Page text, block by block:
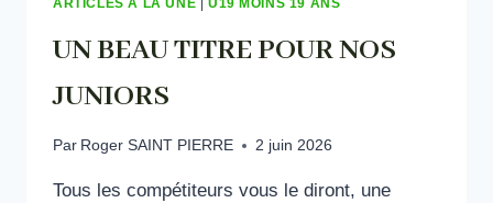
UN BEAU TITRE POUR NOS
JUNIORS
Par Roger SAINT PIERRE 2 juin 2026
Tous les compétiteurs vous le diront, une